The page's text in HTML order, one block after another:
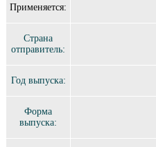
Применяется:
Страна
отправитель:
Год выпуска:
Форма
выпуска: